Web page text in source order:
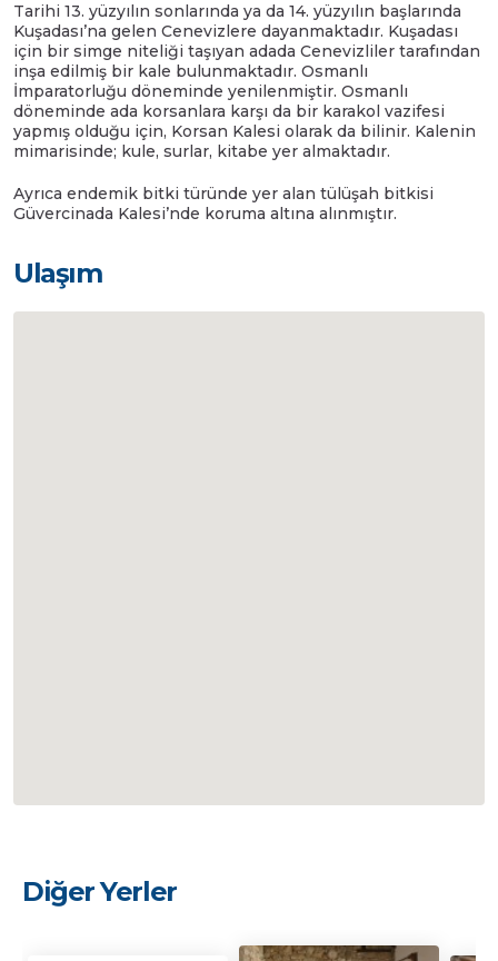
Tarihi 13. yüzyılın sonlarında ya da 14. yüzyılın başlarında
Kuşadası’na gelen Cenevizlere dayanmaktadır. Kuşadası
için bir simge niteliği taşıyan adada Cenevizliler tarafından
inşa edilmiş bir kale bulunmaktadır. Osmanlı
İmparatorluğu döneminde yenilenmiştir. Osmanlı
döneminde ada korsanlara karşı da bir karakol vazifesi
yapmış olduğu için, Korsan Kalesi olarak da bilinir. Kalenin
mimarisinde; kule, surlar, kitabe yer almaktadır.
Ayrıca endemik bitki türünde yer alan tülüşah bitkisi
Güvercinada Kalesi’nde koruma altına alınmıştır.
Ulaşım
Diğer Yerler